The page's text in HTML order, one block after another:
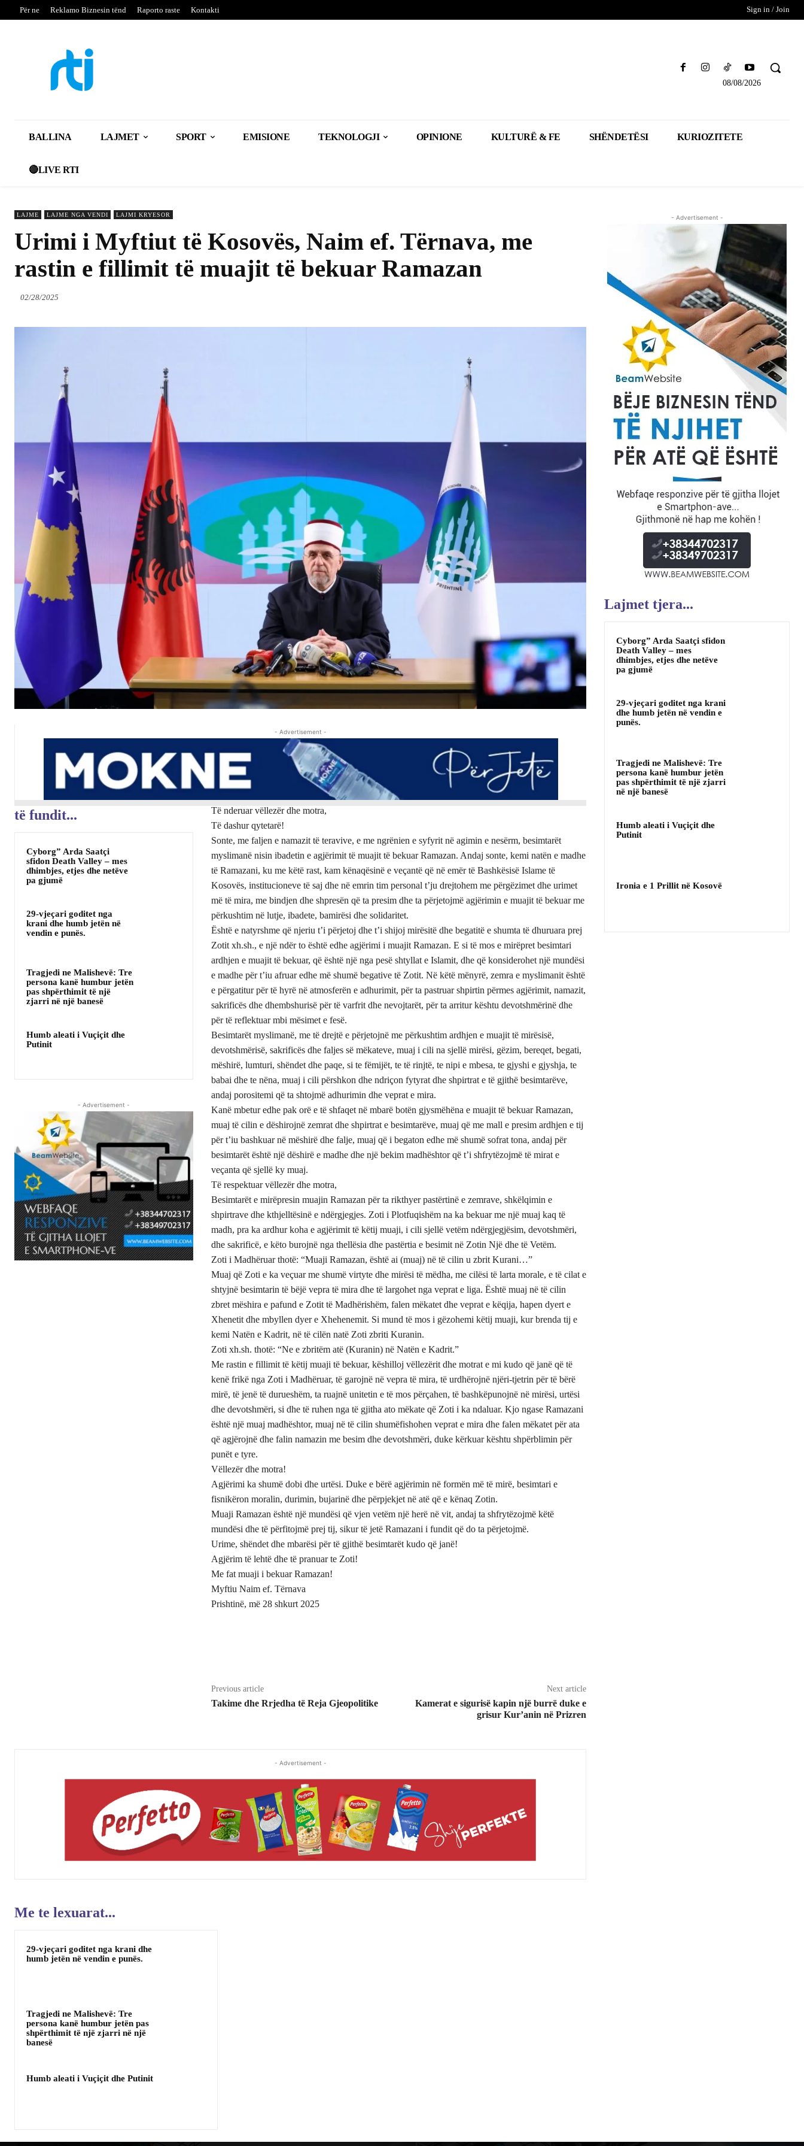
Për ne Reklamo Biznesin tënd Raporto raste Kontakti Sign in / Join
08/08/2026
BALLINA LAJMET SPORT EMISIONE TEKNOLOGJI OPINIONE KULTURË & FE SHËNDETËSI KURIOZITETE
🔴LIVE RTI
LAJME LAJME NGA VENDI LAJMI KRYESOR
Urimi i Myftiut të Kosovës, Naim ef. Tërnava, me
rastin e fillimit të muajit të bekuar Ramazan
02/28/2025
- Advertisement -
të fundit...
Cyborg” Arda Saatçi
sfidon Death Valley – mes
dhimbjes, etjes dhe netëve
pa gjumë
29-vjeçari goditet nga
krani dhe humb jetën në
vendin e punës.
Tragjedi ne Malishevë: Tre
persona kanë humbur jetën
pas shpërthimit të një
zjarri në një banesë
Humb aleati i Vuçiçit dhe
Putinit
- Advertisement -
Të nderuar vëllezër dhe motra,
Të dashur qytetarë!
Sonte, me faljen e namazit të teravive, e me ngrënien e syfyrit në agimin e nesërm, besimtarët
myslimanë nisin ibadetin e agjërimit të muajit të bekuar Ramazan. Andaj sonte, kemi natën e madhe
të Ramazani, ku me këtë rast, kam kënaqësinë e veçantë që në emër të Bashkësisë Islame të
Kosovës, institucioneve të saj dhe në emrin tim personal t’ju drejtohem me përgëzimet dhe urimet
më të mira, me bindjen dhe shpresën që ta presim dhe ta përjetojmë agjërimin e muajit të bekuar me
përkushtim në lutje, ibadete, bamirësi dhe solidaritet.
Është e natyrshme që njeriu t’i përjetoj dhe t’i shijoj mirësitë dhe begatitë e shumta të dhuruara prej
Zotit xh.sh., e një ndër to është edhe agjërimi i muajit Ramazan. E si të mos e mirëpret besimtari
ardhjen e muajit të bekuar, që është një nga pesë shtyllat e Islamit, dhe që konsiderohet një mundësi
e madhe për t’iu afruar edhe më shumë begative të Zotit. Në këtë mënyrë, zemra e myslimanit është
e përgatitur për të hyrë në atmosferën e adhurimit, për ta pastruar shpirtin përmes agjërimit, namazit,
sakrificës dhe dhembshurisë për të varfrit dhe nevojtarët, për ta arritur kështu devotshmërinë dhe
për të reflektuar mbi mësimet e fesë.
Besimtarët myslimanë, me të drejtë e përjetojnë me përkushtim ardhjen e muajit të mirësisë,
devotshmërisë, sakrificës dhe faljes së mëkateve, muaj i cili na sjellë mirësi, gëzim, bereqet, begati,
mëshirë, lumturi, shëndet dhe paqe, si te fëmijët, te të rinjtë, te nipi e mbesa, te gjyshi e gjyshja, te
babai dhe te nëna, muaj i cili përshkon dhe ndriçon fytyrat dhe shpirtrat e të gjithë besimtarëve,
andaj porositemi që ta shtojmë adhurimin dhe veprat e mira.
Kanë mbetur edhe pak orë e të shfaqet në mbarë botën gjysmëhëna e muajit të bekuar Ramazan,
muaj të cilin e dëshirojnë zemrat dhe shpirtrat e besimtarëve, muaj që me mall e presim ardhjen e tij
për t’iu bashkuar në mëshirë dhe falje, muaj që i begaton edhe më shumë sofrat tona, andaj për
besimtarët është një dëshirë e madhe dhe një bekim madhështor që t’i shfrytëzojmë të mirat e
veçanta që sjellë ky muaj.
Të respektuar vëllezër dhe motra,
Besimtarët e mirëpresin muajin Ramazan për ta rikthyer pastërtinë e zemrave, shkëlqimin e
shpirtrave dhe kthjelltësinë e ndërgjegjes. Zoti i Plotfuqishëm na ka bekuar me një muaj kaq të
madh, pra ka ardhur koha e agjërimit të këtij muaji, i cili sjellë vetëm ndërgjegjësim, devotshmëri,
dhe sakrificë, e këto burojnë nga thellësia dhe pastërtia e besimit në Zotin Një dhe të Vetëm.
Zoti i Madhëruar thotë: “Muaji Ramazan, është ai (muaj) në të cilin u zbrit Kurani…”
Muaj që Zoti e ka veçuar me shumë virtyte dhe mirësi të mëdha, me cilësi të larta morale, e të cilat e
shtyjnë besimtarin të bëjë vepra të mira dhe të largohet nga veprat e liga. Është muaj në të cilin
zbret mëshira e pafund e Zotit të Madhërishëm, falen mëkatet dhe veprat e këqija, hapen dyert e
Xhenetit dhe mbyllen dyer e Xhehenemit. Si mund të mos i gëzohemi këtij muaji, kur brenda tij e
kemi Natën e Kadrit, në të cilën natë Zoti zbriti Kuranin.
Zoti xh.sh. thotë: “Ne e zbritëm atë (Kuranin) në Natën e Kadrit.”
Me rastin e fillimit të këtij muaji të bekuar, këshilloj vëllezërit dhe motrat e mi kudo që janë që të
kenë frikë nga Zoti i Madhëruar, të garojnë në vepra të mira, të urdhërojnë njëri-tjetrin për të bërë
mirë, të jenë të durueshëm, ta ruajnë unitetin e të mos përçahen, të bashkëpunojnë në mirësi, urtësi
dhe devotshmëri, si dhe të ruhen nga të gjitha ato mëkate që Zoti i ka ndaluar. Kjo ngase Ramazani
është një muaj madhështor, muaj në të cilin shumëfishohen veprat e mira dhe falen mëkatet për ata
që agjërojnë dhe falin namazin me besim dhe devotshmëri, duke kërkuar kështu shpërblimin për
punët e tyre.
Vëllezër dhe motra!
Agjërimi ka shumë dobi dhe urtësi. Duke e bërë agjërimin në formën më të mirë, besimtari e
fisnikëron moralin, durimin, bujarinë dhe përpjekjet në atë që e kënaq Zotin.
Muaji Ramazan është një mundësi që vjen vetëm një herë në vit, andaj ta shfrytëzojmë këtë
mundësi dhe të përfitojmë prej tij, sikur të jetë Ramazani i fundit që do ta përjetojmë.
Urime, shëndet dhe mbarësi për të gjithë besimtarët kudo që janë!
Agjërim të lehtë dhe të pranuar te Zoti!
Me fat muaji i bekuar Ramazan!
Myftiu Naim ef. Tërnava
Prishtinë, më 28 shkurt 2025
Previous article
Takime dhe Rrjedha të Reja Gjeopolitike
Next article
Kamerat e sigurisë kapin një burrë duke e
grisur Kur’anin në Prizren
- Advertisement -
Me te lexuarat...
29-vjeçari goditet nga krani dhe
humb jetën në vendin e punës.
Tragjedi ne Malishevë: Tre
persona kanë humbur jetën pas
shpërthimit të një zjarri në një
banesë
Humb aleati i Vuçiçit dhe Putinit
- Advertisement -
Lajmet tjera...
Cyborg” Arda Saatçi sfidon
Death Valley – mes
dhimbjes, etjes dhe netëve
pa gjumë
29-vjeçari goditet nga krani
dhe humb jetën në vendin e
punës.
Tragjedi ne Malishevë: Tre
persona kanë humbur jetën
pas shpërthimit të një zjarri
në një banesë
Humb aleati i Vuçiçit dhe
Putinit
Ironia e 1 Prillit në Kosovë